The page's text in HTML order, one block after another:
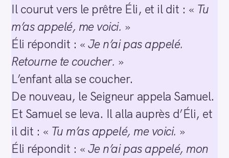
Il courut vers le prêtre Éli, et il dit : « Tu
m’as appelé, me voici. »
Éli répondit : « Je n’ai pas appelé.
Retourne te coucher. »
L’enfant alla se coucher.
De nouveau, le Seigneur appela Samuel.
Et Samuel se leva. Il alla auprès d’Éli, et
il dit : « Tu m’as appelé, me voici. »
Éli répondit : « Je n’ai pas appelé, mon